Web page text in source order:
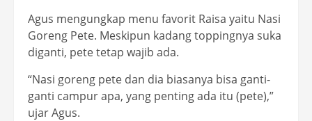
Agus mengungkap menu favorit Raisa yaitu Nasi
Goreng Pete. Meskipun kadang toppingnya suka
diganti, pete tetap wajib ada.
“Nasi goreng pete dan dia biasanya bisa ganti-
ganti campur apa, yang penting ada itu (pete),”
ujar Agus.